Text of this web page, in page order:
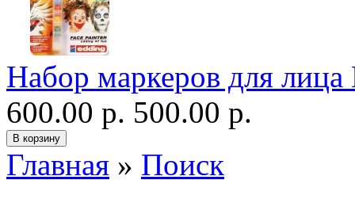
Набор маркеров для
600.00 р. 500.00 р.
Главная » Поиск